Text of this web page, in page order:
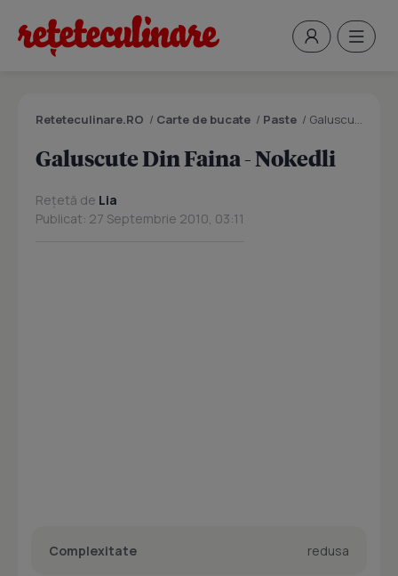
Reteteculinare.RO / Carte de bucate / Paste / Galuscute Din Faina - Nokedli
Galuscute Din Faina - Nokedli
Rețetă de Lia
Publicat: 27 Septembrie 2010, 03:11
Complexitate redusa